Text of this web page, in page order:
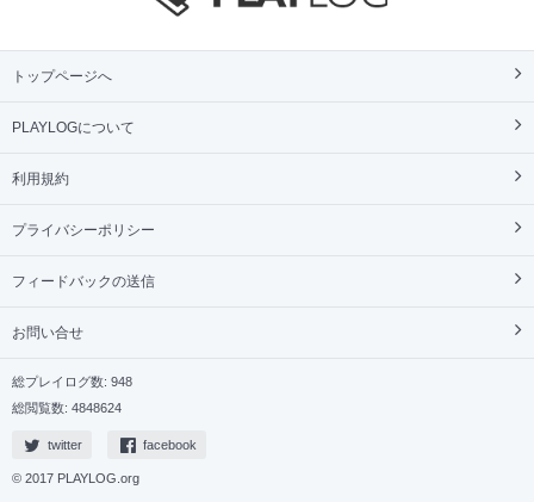
トップページへ
PLAYLOGについて
利用規約
プライバシーポリシー
フィードバックの送信
お問い合せ
総プレイログ数: 948
総閲覧数: 4848624
twitter facebook
© 2017 PLAYLOG.org